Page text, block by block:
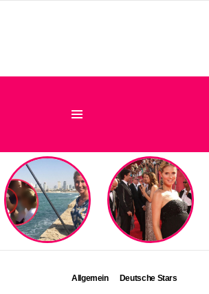
LATEST
STORIES
Allgemein Deutsche Stars